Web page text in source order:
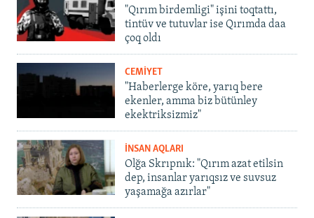
"Qırım birdemligi" işini toqtattı,
tintüv ve tutuvlar ise Qırımda daa
çoq oldı
CEMİYET
"Haberlerge köre, yarıq bere
ekenler, amma biz bütünley
ekektriksizmiz"
İNSAN AQLARI
Olğa Skrıpnık: "Qırım azat etilsin
dep, insanlar yarıqsız ve suvsuz
yaşamağa azırlar"